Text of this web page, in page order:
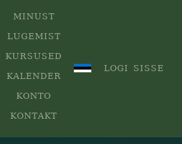
MINUST
LUGEMIST
KURSUSED
KALENDER
KONTO
KONTAKT
. LOGI SISSE